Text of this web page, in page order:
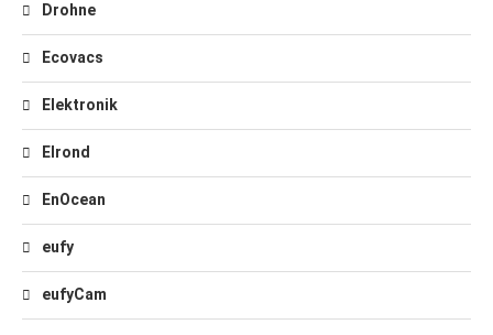
Drohne
Ecovacs
Elektronik
Elrond
EnOcean
eufy
eufyCam